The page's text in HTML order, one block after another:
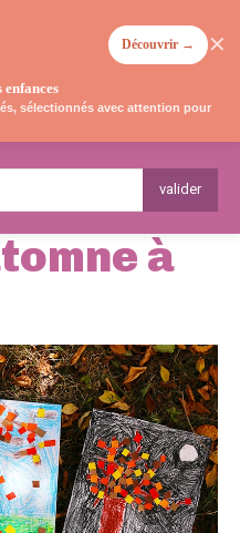
valider
à
sélectionnés avec attention pour
Découvrir → ✕